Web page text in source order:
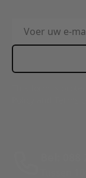
E-mailadres